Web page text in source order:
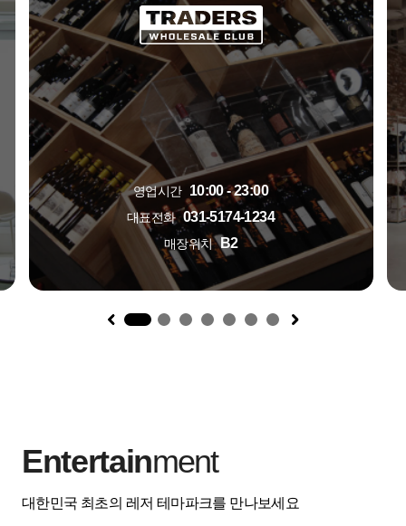
영업시간 10:00 - 23:00
대표전화 031-5174-1234
매장위치 B2
1
Entertainment
대한민국 최초의 레저 테마파크를 만나보세요